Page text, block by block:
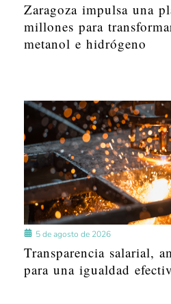
Zaragoza impulsa una
millones para
metanol e hidrógeno
5 de agosto de 2026
Transparencia salarial,
para una igualdad